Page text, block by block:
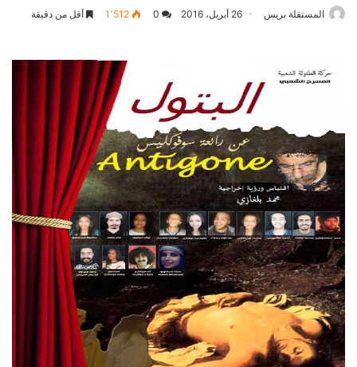
المستقلة بريس 26 أبريل، 2016 0 1٬512 أقل من دقيقة